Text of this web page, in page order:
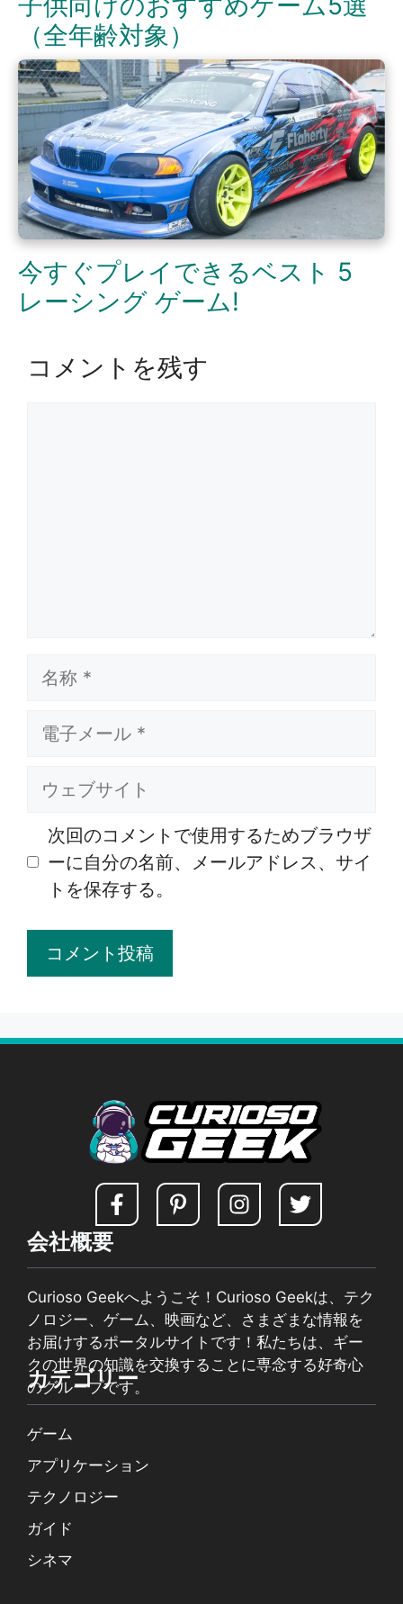
（全年齢対象）
今すぐプレイできるベスト 5
レーシング ゲーム!
コメントを残す
電
サ
次回のコメントで使用するためブラウザ
ーに自分の名前、メールアドレス、サイ
トを保存する。
会社概要
Curioso Geekへようこそ！Curioso Geekは、テク
ノロジー、ゲーム、映画など、さまざまな情報を
お届けするポータルサイトです！私たちは、ギー
クの世界の知識を交換することに専念する好奇心
のグループです。
カテゴリー
ゲーム
アプリケーション
テクノロジー
ガイド
シネマ